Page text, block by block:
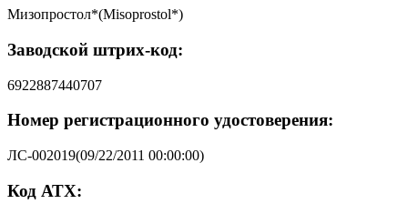
Мизопростол*(Misoprostol*)
Заводской штрих-код:
6922887440707
Номер регистрационного удостоверения:
ЛС-002019(09/22/2011 00:00:00)
Код АТХ: